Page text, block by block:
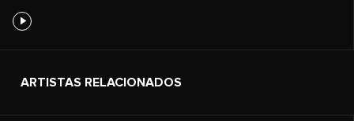
ARTISTAS RELACIONADOS